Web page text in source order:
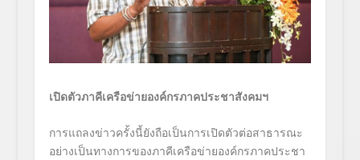
เปิดตัวภาคีเครือข่ายองค์กรภาคประชาสังคมฯ
การแถลงข่าวครั้งนี้ยังถือเป็นการเปิดตัวต่อสาธารณะ
อย่างเป็นทางการของภาคีเครือข่ายองค์กรภาคประชา